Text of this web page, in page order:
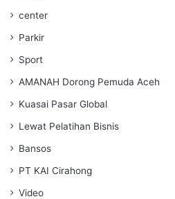
center
Parkir
Sport
AMANAH Dorong Pemuda Aceh
Kuasai Pasar Global
Lewat Pelatihan Bisnis
Bansos
PT KAI Cirahong
Video